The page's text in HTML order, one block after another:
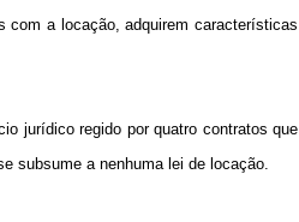
com a locação, adquirem características
jurídico regido por quatro contratos que
subsume a nenhuma lei de locação.